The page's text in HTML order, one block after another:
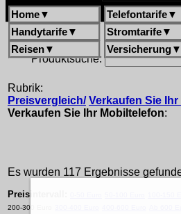
Home▼ Telefontarife▼
Handytarife▼ Stromtarife▼
Reisen▼ Versicherung▼
Produktsuche:
Rubrik:
Preisvergleich/ Verkaufen Sie
Verkaufen Sie Ihr Mobiltelefon:
Es wurden 117 Ergebnisse
Preisintervall:
200-300 Euro